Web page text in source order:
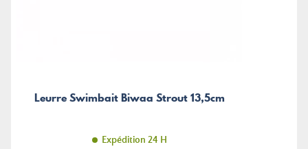
Leurre Swimbait Biwaa Strout 13,5cm
Expédition 24 H